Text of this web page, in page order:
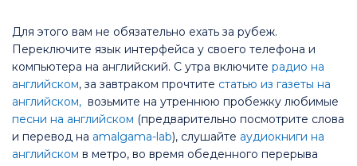
Для этого вам не обязательно ехать за рубеж.
Переключите язык интерфейса у своего телефона и
компьютера на английский. С утра включите радио на
английском, за завтраком прочтите статью из газеты на
английском, возьмите на утреннюю пробежку любимые
песни на английском (предварительно посмотрите слова
и перевод на amalgama-lab), слушайте аудиокниги на
английском в метро, во время обеденного перерыва